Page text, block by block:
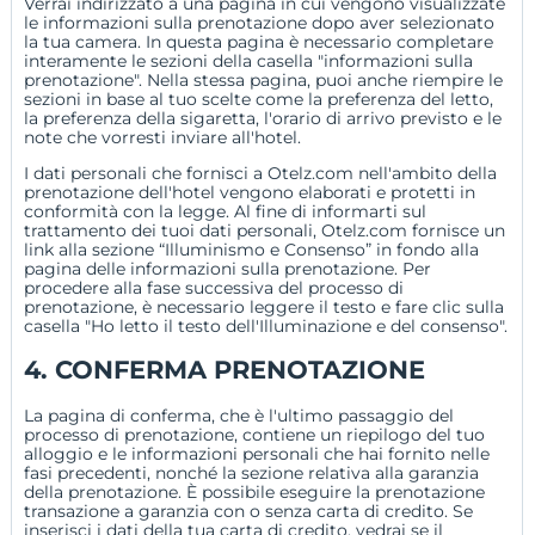
Protezione dei dati personali
carriera
Condizioni d'uso della carta regalo
le informazioni sulla prenotazione dopo aver selezionato
la tua camera. In questa pagina è necessario completare
interamente le sezioni della casella "informazioni sulla
prenotazione". Nella stessa pagina, puoi anche riempire le
sezioni in base al tuo scelte come la preferenza del letto,
la preferenza della sigaretta, l'orario di arrivo previsto e le
note che vorresti inviare all'hotel.
I dati personali che fornisci a Otelz.com nell'ambito della
prenotazione dell'hotel vengono elaborati e protetti in
conformità con la legge. Al fine di informarti sul
trattamento dei tuoi dati personali, Otelz.com fornisce un
link alla sezione “Illuminismo e Consenso” in fondo alla
pagina delle informazioni sulla prenotazione. Per
procedere alla fase successiva del processo di
prenotazione, è necessario leggere il testo e fare clic sulla
casella "Ho letto il testo dell'Illuminazione e del consenso".
4. CONFERMA PRENOTAZIONE
La pagina di conferma, che è l'ultimo passaggio del
processo di prenotazione, contiene un riepilogo del tuo
alloggio e le informazioni personali che hai fornito nelle
fasi precedenti, nonché la sezione relativa alla garanzia
della prenotazione. È possibile eseguire la prenotazione
transazione a garanzia con o senza carta di credito. Se
inserisci i dati della tua carta di credito, vedrai se il